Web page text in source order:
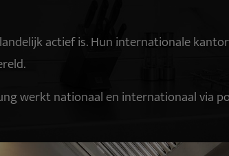
actief is. Hun internationale
werkt nationaal en internationaal via